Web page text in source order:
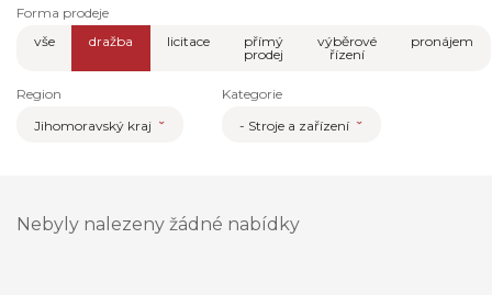
Forma prodeje
vše
dražba licitace
přímý
prodej
výběrové
řízení
pronájem
Region
Jihomoravský kraj
Kategorie
- Stroje a zařízení
Nebyly nalezeny žádné nabídky